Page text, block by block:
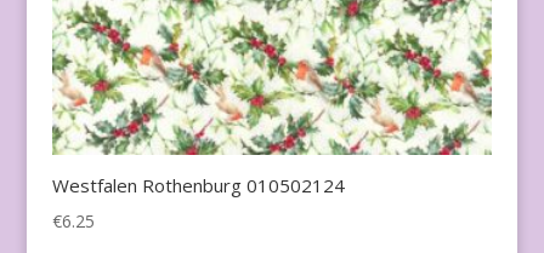
Westfalen Rothenburg 010502124
€6.25